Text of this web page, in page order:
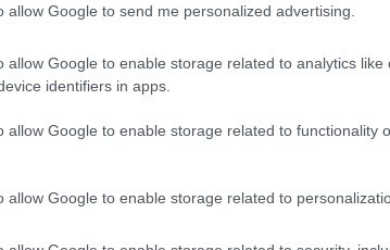
allow Google to send me personalized advertising.
allow Google to enable storage related to analytics like
identifiers in apps.
allow Google to enable storage related to functionality
allow Google to enable storage related to
ajánlanak belső képzéseket és